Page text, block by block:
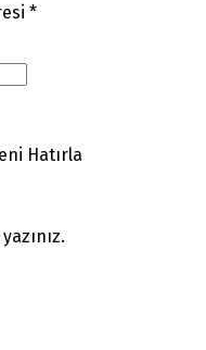
*
Hatırla